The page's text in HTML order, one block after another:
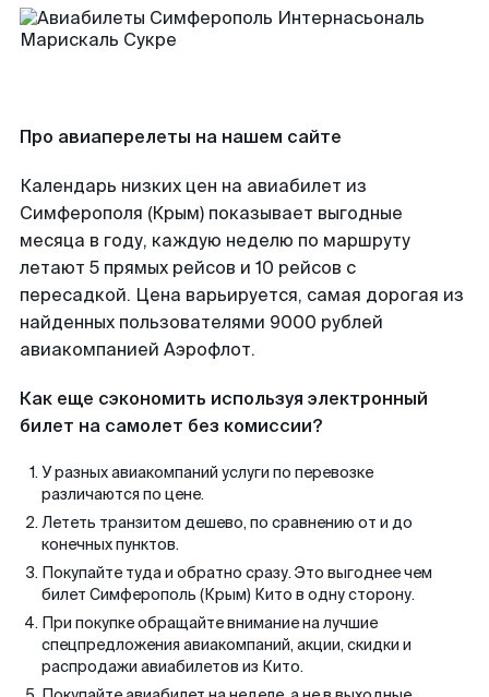
Про авиаперелеты на нашем сайте
Календарь низких цен на авиабилет из
Симферополя (Крым) показывает выгодные
месяца в году, каждую неделю по маршруту
летают 5 прямых рейсов и 10 рейсов с
пересадкой. Цена варьируется, самая дорогая из
найденных пользователями 9000 рублей
авиакомпанией Аэрофлот.
Как еще сэкономить используя электронный
билет на самолет без комиссии?
У разных авиакомпаний услуги по перевозке
различаются по цене.
Лететь транзитом дешево, по сравнению от и до
конечных пунктов.
Покупайте туда и обратно сразу. Это выгоднее чем
билет Симферополь (Крым) Кито в одну сторону.
При покупке обращайте внимание на лучшие
спецпредложения авиакомпаний, акции, скидки и
распродажи авиабилетов из Кито.